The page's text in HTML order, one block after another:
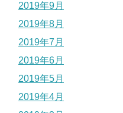
2019年9月
2019年8月
2019年7月
2019年6月
2019年5月
2019年4月